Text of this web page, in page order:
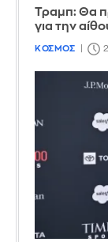
Τραμπ: Θα
για την
ΚΟΣΜΟΣ